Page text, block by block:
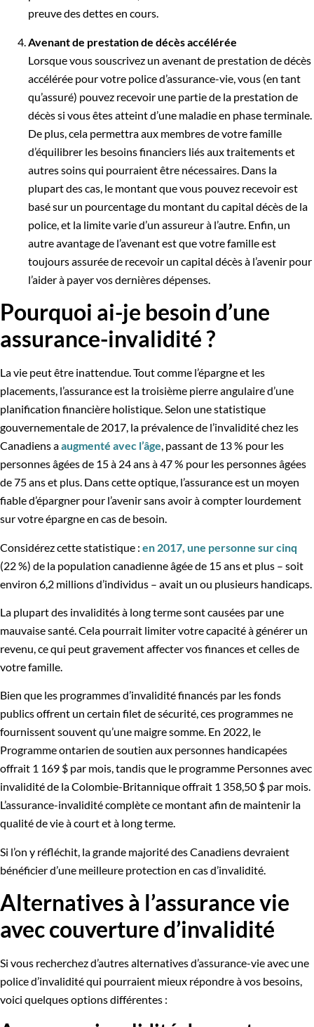
preuve des dettes en cours.
Avenant de prestation de décès accélérée
Lorsque vous souscrivez un avenant de prestation de décès
accélérée pour votre police d’assurance-vie, vous (en tant
qu’assuré) pouvez recevoir une partie de la prestation de
décès si vous êtes atteint d’une maladie en phase terminale.
De plus, cela permettra aux membres de votre famille
d’équilibrer les besoins financiers liés aux traitements et
autres soins qui pourraient être nécessaires. Dans la
plupart des cas, le montant que vous pouvez recevoir est
basé sur un pourcentage du montant du capital décès de la
police, et la limite varie d’un assureur à l’autre. Enfin, un
autre avantage de l’avenant est que votre famille est
toujours assurée de recevoir un capital décès à l’avenir pour
l’aider à payer vos dernières dépenses.
Pourquoi ai-je besoin d’une
assurance-invalidité ?
La vie peut être inattendue. Tout comme l’épargne et les
placements, l’assurance est la troisième pierre angulaire d’une
planification financière holistique. Selon une statistique
gouvernementale de 2017, la prévalence de l’invalidité chez les
Canadiens aaugmenté avec l’âge, passant de 13 % pour les
personnes âgées de 15 à 24 ans à 47 % pour les personnes âgées
de 75 ans et plus. Dans cette optique, l’assurance est un moyen
fiable d’épargner pour l’avenir sans avoir à compter lourdement
sur votre épargne en cas de besoin.
Considérez cette statistique : en 2017, une personne sur cinq
(22 %) de la population canadienne âgée de 15 ans et plus – soit
environ 6,2 millions d’individus – avait un ou plusieurs handicaps.
La plupart des invalidités à long terme sont causées par une
mauvaise santé. Cela pourrait limiter votre capacité à générer un
revenu, ce qui peut gravement affecter vos finances et celles de
votre famille.
Bien que les programmes d’invalidité financés par les fonds
publics offrent un certain filet de sécurité, ces programmes ne
fournissent souvent qu’une maigre somme. En 2022, le
Programme ontarien de soutien aux personnes handicapées
offrait 1 169 $ par mois, tandis que le programme Personnes avec
invalidité de la Colombie-Britannique offrait 1 358,50 $ par mois.
L’assurance-invalidité complète ce montant afin de maintenir la
qualité de vie à court et à long terme.
Si l’on y réfléchit, la grande majorité des Canadiens devraient
bénéficier d’une meilleure protection en cas d’invalidité.
Alternatives à l’assurance vie
avec couverture d’invalidité
Si vous recherchez d’autres alternatives d’assurance-vie avec une
police d’invalidité qui pourraient mieux répondre à vos besoins,
voici quelques options différentes :